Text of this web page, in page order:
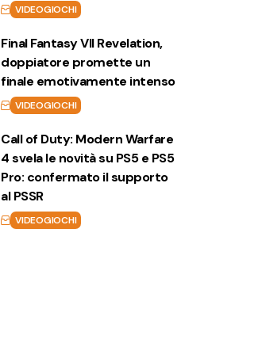
VIDEOGIOCHI
Final Fantasy VII Revelation,
doppiatore promette un
finale emotivamente intenso
VIDEOGIOCHI
Call of Duty: Modern Warfare
4 svela le novità su PS5 e PS5
Pro: confermato il supporto
al PSSR
VIDEOGIOCHI